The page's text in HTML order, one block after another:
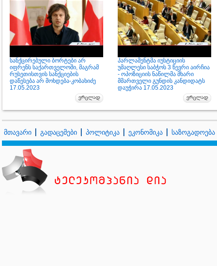
სანქცირებული ბორტები არ
იფრენს საქართველოში, მაგრამ
რუსეთისთვის სანქციების
დაწესება არ მოხდება-კობახიძე
17.05.2023
პარლამენტმა იუსტიციის
უმაღლესი საბჭოს 3 წევრი აირჩია
- ოპოზიციის ნაწილმა მხარი
მმართველი გუნდის კანდიდატს
დაუჭირა 17.05.2023
მთავარი გადაცემები პოლიტიკა ეკონომიკა საზოგადოება